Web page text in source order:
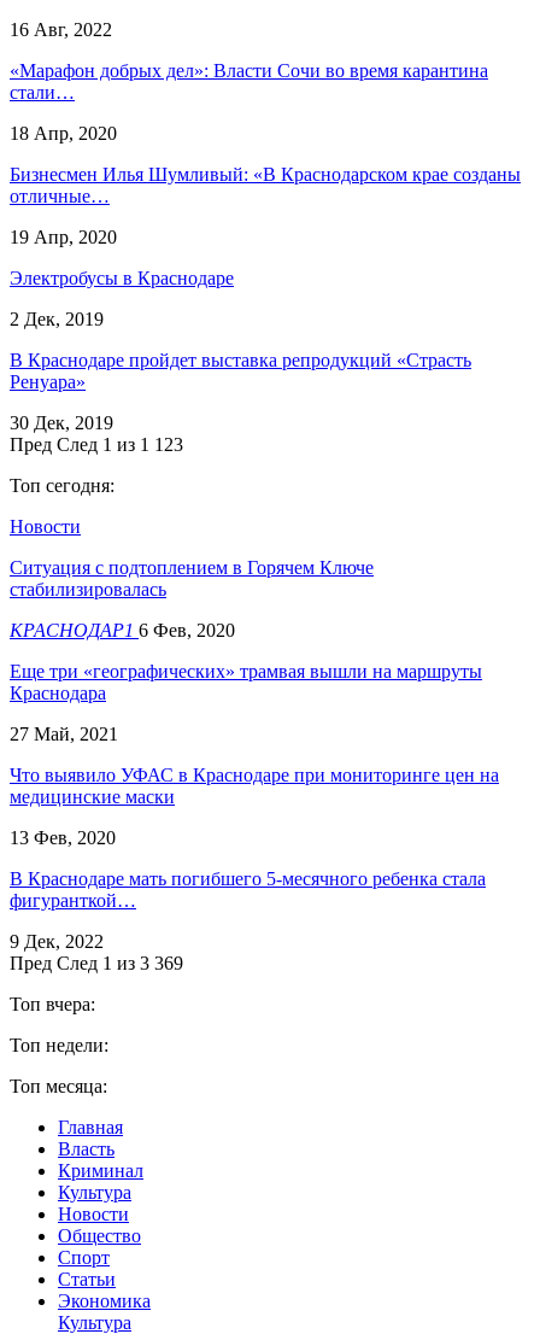
16 Авг, 2022
«Марафон добрых дел»: Власти Сочи во время карантина
стали…
18 Апр, 2020
Бизнесмен Илья Шумливый: «В Краснодарском крае созданы
отличные…
19 Апр, 2020
Электробусы в Краснодаре
2 Дек, 2019
В Краснодаре пройдет выставка репродукций «Страсть
Ренуара»
30 Дек, 2019
Пред След 1 из 1 123
Топ сегодня:
Новости
Ситуация с подтоплением в Горячем Ключе
стабилизировалась
КРАСНОДАР1 6 Фев, 2020
Еще три «географических» трамвая вышли на маршруты
Краснодара
27 Май, 2021
Что выявило УФАС в Краснодаре при мониторинге цен на
медицинские маски
13 Фев, 2020
В Краснодаре мать погибшего 5-месячного ребенка стала
фигуранткой…
9 Дек, 2022
Пред След 1 из 3 369
Топ вчера:
Топ недели:
Топ месяца:
Главная
Власть
Криминал
Культура
Новости
Общество
Спорт
Статьи
Экономика
Культура